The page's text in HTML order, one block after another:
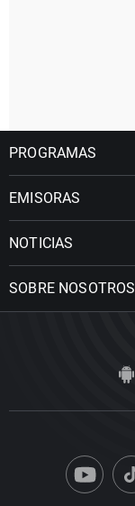
PROGRAMAS
EMISORAS
NOTICIAS
SOBRE NOSOTROS